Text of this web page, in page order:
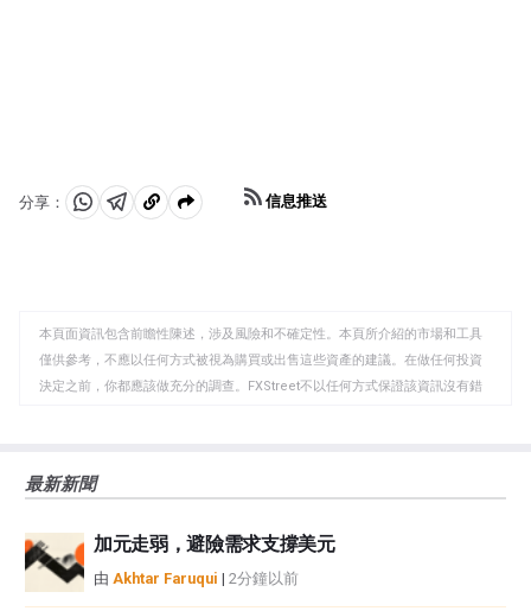
分享：
分 分 複
板
信息推送
本頁面資訊包含前瞻性陳述，涉及風險和不確定性。本頁所介紹的市場和工具
僅供參考，不應以任何方式被視為購買或出售這些資產的建議。在做任何投資
決定之前，你都應該做充分的調查。FXStreet不以任何方式保證該資訊沒有錯
觀點，並不代表FXStreet或其廣告商的官方政策或立場。作者不對本頁連結的
如果文章正文中沒有明確提到，在撰寫本文時，作者在本文中提到的任何股票
中都沒有頭寸，也沒有與文中提到的任何公司有業務關係。除了FXStreet，作
者沒有收到撰寫這篇文章的報酬。
最新新聞
加元走弱，避險需求支撐美元
由 Akhtar Faruqui | 2分鐘以前